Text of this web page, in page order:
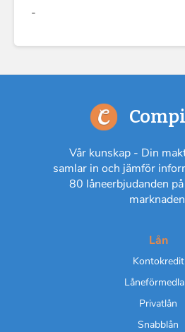
-
Vår kunskap - Din
samlar in och jämför
80 låneerbjudanden
Lån
Kontokredit
Privatlån
Snabblån